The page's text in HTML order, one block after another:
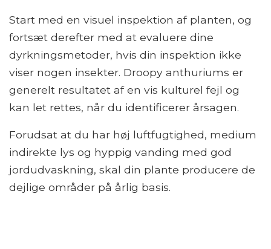
Start med en visuel inspektion af planten, og
fortsæt derefter med at evaluere dine
dyrkningsmetoder, hvis din inspektion ikke
viser nogen insekter. Droopy anthuriums er
generelt resultatet af en vis kulturel fejl og
kan let rettes, når du identificerer årsagen.
Forudsat at du har høj luftfugtighed, medium
indirekte lys og hyppig vanding med god
jordudvaskning, skal din plante producere de
dejlige områder på årlig basis.